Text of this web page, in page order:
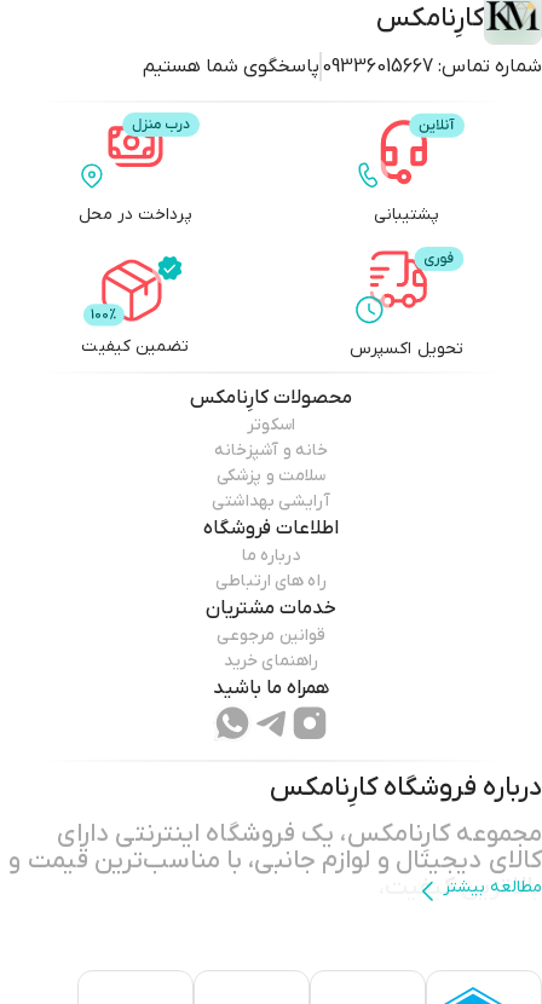
کارِنامکس
شماره تماس: 09336015667 پاسخگوی شما هستیم
پشتیبانی پرداخت در محل
تحویل اکسپرس تضمین کیفیت
محصولاتکارِنامکس
اسکوتر
خانه و آشپزخانه
سلامت و پزشکی
آرایشی بهداشتی
اطلاعات فروشگاه
درباره ما
راه های ارتباطی
خدمات مشتریان
قوانین مرجوعی
راهنمای خرید
همراه ما باشید
درباره فروشگاهکارِنامکس
مجموعه کارِنامکس، یک فروشگاه اینترنتی دارای
کالای دیجیتال و لوازم جانبی، با مناسب‌ترین قیمت و
بالاترین کیفیت،
مطالعه بیشتر